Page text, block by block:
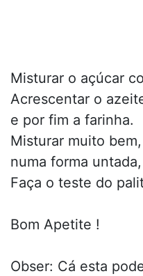
Misturar o açúcar
Acrescentar o
e por fim a farinha.
Misturar muito
numa forma
Faça o teste do
Bom Apetite !
Obser: Cá esta